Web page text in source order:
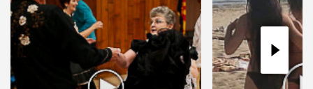
я
п
о
з